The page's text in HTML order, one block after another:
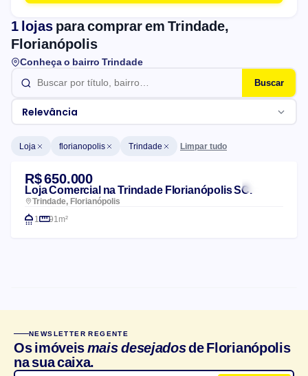
1 lojaspara comprar em Trindade,
Florianópolis
Conheça o bairro Trindade
Buscar
Relevância
Loja florianopolis Trindade Limpar tudo
Lista de imóveis
R$ 650.000
Loja Comercial na Trindade Florianópolis SC.
Trindade, Florianópolis
1
91m²
CARACTERÍSTICAS DO CONDOMÍNIO
Churrasqueira
Elevador
NEWSLETTER REGENTE
Os imóveismais desejadosde Florianópolis
na sua caixa.